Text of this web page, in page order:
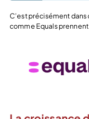
C’est précisément
comme Equals